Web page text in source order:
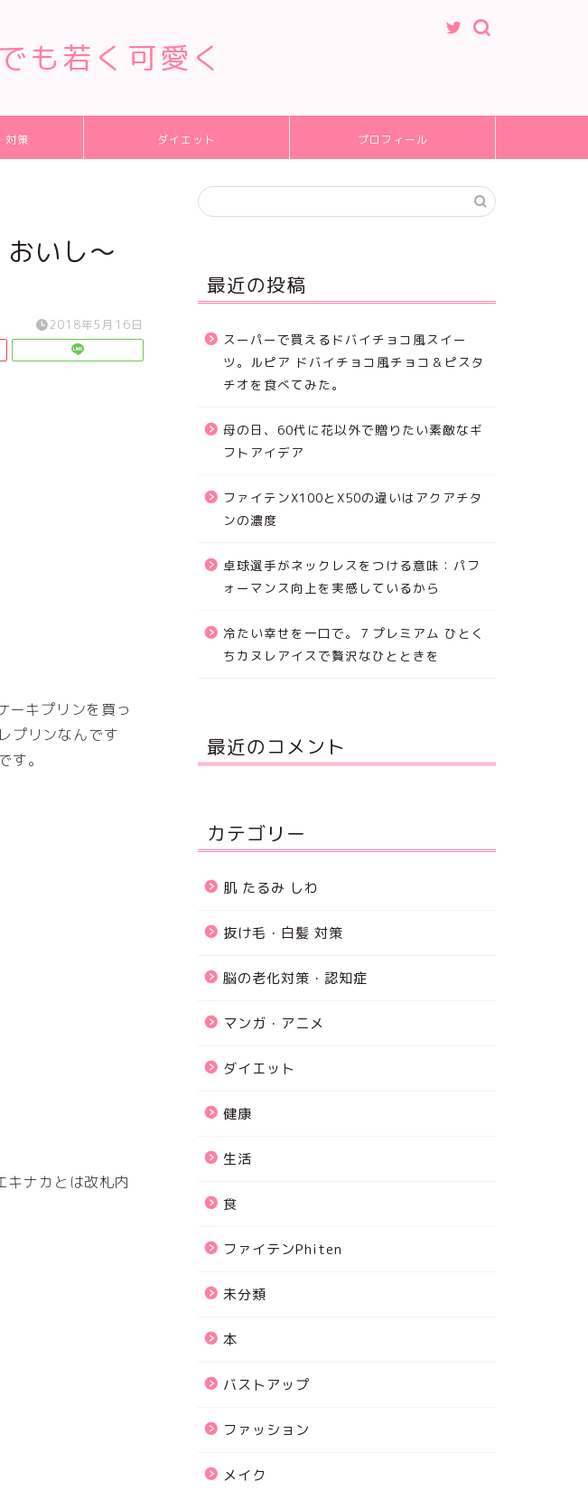
も若く可愛く
対策 ダイエット プロフィール
いし～
2018年5月16日
ーキプリンを買っ
プリンなんです
。
キナカとは改札内
最近の投稿
スーパーで買えるドバイチョコ風スイー
ツ。ルピア ドバイチョコ風チョコ＆ピスタ
チオを食べてみた。
母の日、60代に花以外で贈りたい素敵なギ
フトアイデア
ファイテンX100とX50の違いはアクアチタ
ンの濃度
卓球選手がネックレスをつける意味：パフ
ォーマンス向上を実感しているから
冷たい幸せを一口で。７プレミアム ひとく
ちカヌレアイスで贅沢なひとときを
最近のコメント
カテゴリー
肌 たるみ しわ
抜け毛・白髪 対策
脳の老化対策・認知症
マンガ・アニメ
ダイエット
健康
生活
食
ファイテンPhiten
未分類
本
バストアップ
ファッション
メイク